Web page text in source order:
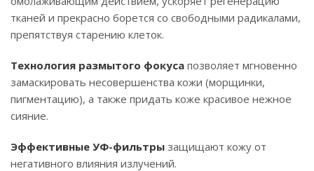
тканей и прекрасно борется со свободными радикалами,
препятствуя старению клеток.
Технология размытого фокуса позволяет мгновенно
замаскировать несовершенства кожи (морщинки,
пигментацию), а также придать коже красивое нежное
сияние.
Эффективные УФ-фильтры защищают кожу от
негативного влияния излучений.